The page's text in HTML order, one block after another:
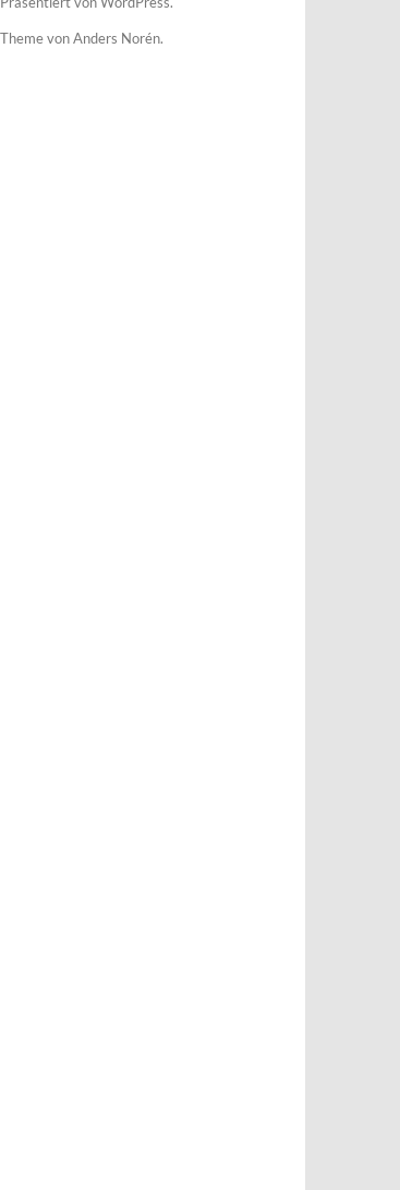
Theme vonAnders Norén.